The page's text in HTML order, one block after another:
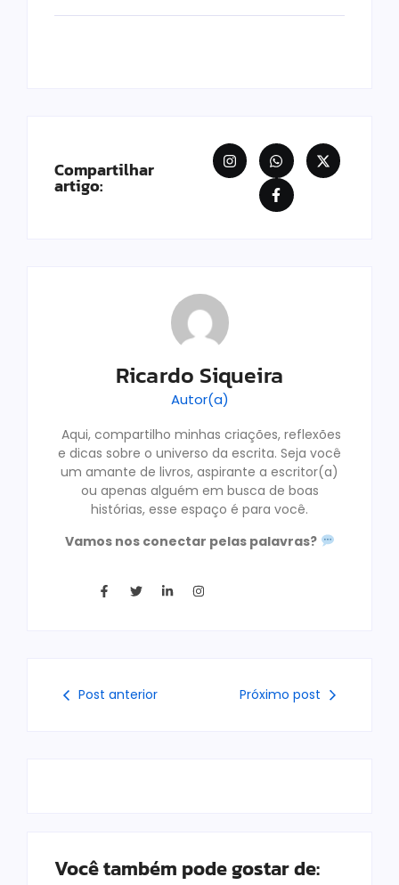
Compartilhar
artigo:
Ricardo Siqueira
Autor(a)
Aqui, compartilho minhas criações, reflexões
e dicas sobre o universo da escrita. Seja você
um amante de livros, aspirante a escritor(a)
ou apenas alguém em busca de boas
histórias, esse espaço é para você.
Vamos nos conectar pelas palavras?
Post anterior Próximo post
Você também pode gostar de: